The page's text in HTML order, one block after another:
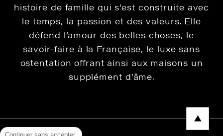
histoire de famille qui s’est construite avec
le temps, la passion et des valeurs. Elle
défend l’amour des belles choses, le
savoir-faire à la Française, le luxe sans
ostentation offrant ainsi aux maisons un
supplément d’âme.
Continuer sans accepter